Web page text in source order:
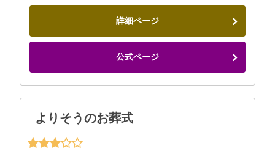
詳細ページ
公式ページ
よりそうのお葬式